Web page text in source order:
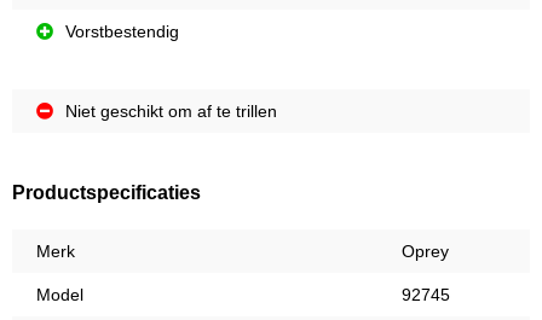
Vorstbestendig
Niet geschikt om af te trillen
Productspecificaties
Merk Oprey
Model 92745